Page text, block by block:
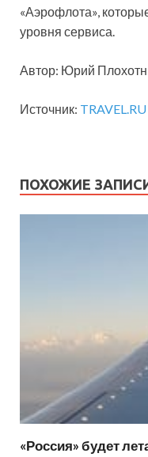
«Аэрофлота»,
уровня сервиса.
Автор: Юрий
Источник: TRAVEL.RU
ПОХОЖИЕ
«Россия» будет